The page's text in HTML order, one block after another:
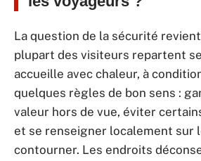
La question de la sécurité
plupart des visiteurs repartent
accueille avec chaleur, à
quelques règles de bon sens :
valeur hors de vue, éviter
et se renseigner localement sur
contourner. Les endroits